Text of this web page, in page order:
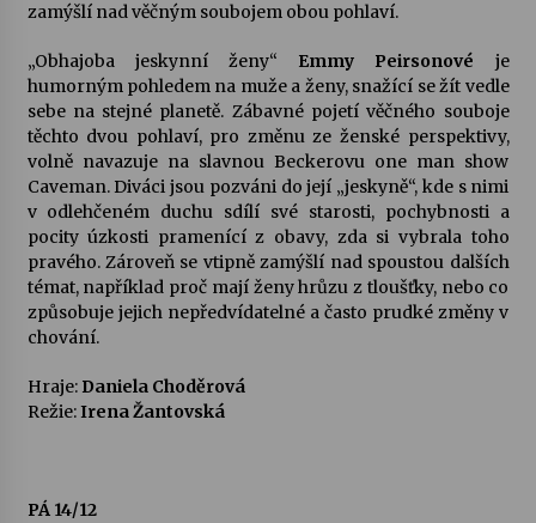
Letní koncerty ve Stromovce: Kolchoz a
28. 7. 2026
Votavžatský ploty
23. 7. 2026
Letní koncerty ve Stromovce: Rufus Miller
22. 7. 2026
17. 7. 2026
zamýšlí nad věčným soubojem obou pohlaví.
„Obhajoba jeskynní ženy“ Emmy Peirsonové je
humorným pohledem na muže a ženy, snažící se žít vedle
sebe na stejné planetě. Zábavné pojetí věčného souboje
těchto dvou pohlaví, pro změnu ze ženské perspektivy,
volně navazuje na slavnou Beckerovu one man show
Caveman. Diváci jsou pozváni do její „jeskyně“, kde s nimi
v odlehčeném duchu sdílí své starosti, pochybnosti a
pocity úzkosti pramenící z obavy, zda si vybrala toho
pravého. Zároveň se vtipně zamýšlí nad spoustou dalších
témat, například proč mají ženy hrůzu z tloušťky, nebo co
způsobuje jejich nepředvídatelné a často prudké změny v
chování.
Hraje: Daniela Choděrová
Režie:Irena Žantovská
PÁ 14/12